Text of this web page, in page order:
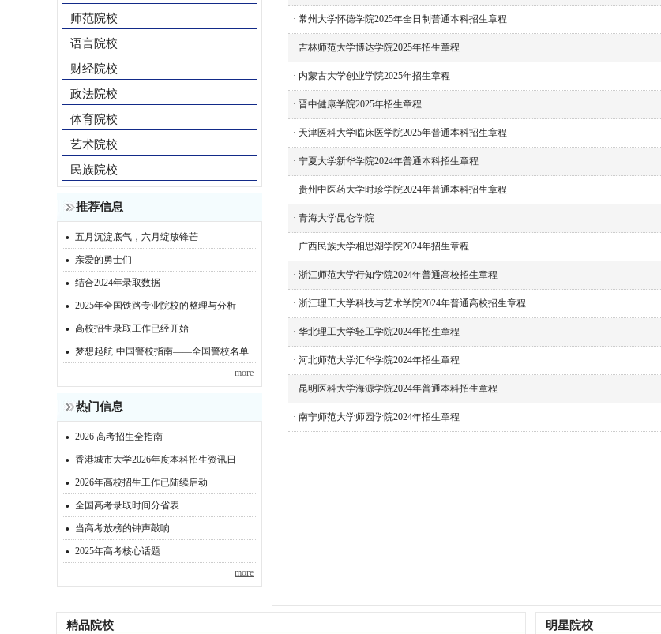
师范院校
语言院校
财经院校
政法院校
体育院校
艺术院校
民族院校
推荐信息
· 五月沉淀底气，六月绽放锋芒
· 亲爱的勇士们
· 结合2024年录取数据
· 2025年全国铁路专业院校的整理与分析
· 高校招生录取工作已经开始
· 梦想起航·中国警校指南——全国警校名单
more
热门信息
· 2026 高考招生全指南
· 香港城市大学2026年度本科招生资讯日
· 2026年高校招生工作已陆续启动
· 全国高考录取时间分省表
· 当高考放榜的钟声敲响
· 2025年高考核心话题
more
· 常州大学怀德学院2025年全日制普通本科招生章程
· 吉林师范大学博达学院2025年招生章程
· 内蒙古大学创业学院2025年招生章程
· 晋中健康学院2025年招生章程
· 天津医科大学临床医学院2025年普通本科招生章程
· 宁夏大学新华学院2024年普通本科招生章程
· 贵州中医药大学时珍学院2024年普通本科招生章程
· 青海大学昆仑学院
· 广西民族大学相思湖学院2024年招生章程
· 浙江师范大学行知学院2024年普通高校招生章程
· 浙江理工大学科技与艺术学院2024年普通高校招生章程
· 华北理工大学轻工学院2024年招生章程
· 河北师范大学汇华学院2024年招生章程
· 昆明医科大学海源学院2024年普通本科招生章程
· 南宁师范大学师园学院2024年招生章程
精品院校 明星院校